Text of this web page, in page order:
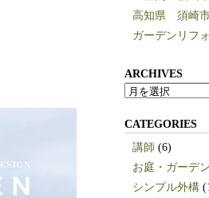
高知県 須崎
ガーデンリフ
ARCHIVES
ARCHIVES
CATEGORIES
講師 (6)
お庭・ガーデン
シンプル外構